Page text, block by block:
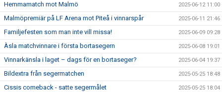
Hemmamatch mot Malmö 2025-06-12 11:00
Malmöpremiär på LF Arena mot Piteå i vinnarspår 2025-06-11 21:46
Familjefesten som man inte vill missa! 2025-06-09 09:28
Àsla matchvinnare i första bortasegern 2025-06-08 19:01
Vinnarkänsla i laget – dags för en bortaseger? 2025-06-04 19:37
Bildextra från segermatchen 2025-05-25 18:48
Cissis comeback - satte segermålet 2025-05-25 18:04